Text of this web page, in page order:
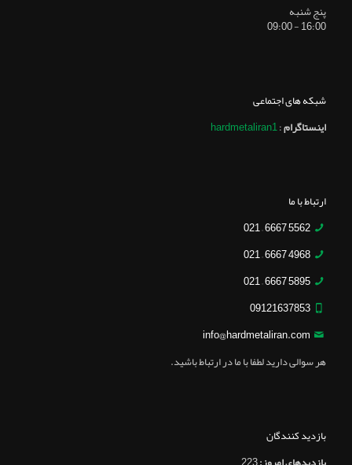
پنج شنبه
16:00 - 09:00
شبکه های اجتماعی
اینستاگرام:
hardmetaliran1
ارتباط با ما
5562 6667 – 021
4968 6667 – 021
5895 6667 – 021
09121637853
info@hardmetaliran.com
هر سوالی دارید لطفا با ما در ارتباط باشید.
بازدید کنندگان